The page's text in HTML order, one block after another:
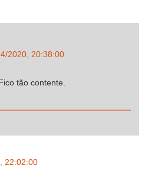
2020, 20:38:00
tão contente.
22:02:00